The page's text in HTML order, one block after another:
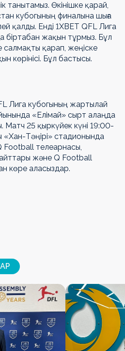
танытамыз. Өкінішке қарай,
кубогының финалына шыға
қалды. Енді 1ХВЕТ QFL Лига
біртабан жақын тұрмыз. Бұл
салмақты қарап, жеңіске
көрінісі. Бұл бастысы.
Лига кубогының жартылай
«Елімай» сырт алаңда
Матч 25 қыркүйек күні 19:00-
«Хан-Тәңірі» стадионында
Football телеарнасы,
және Q Football
көре аласыздар.